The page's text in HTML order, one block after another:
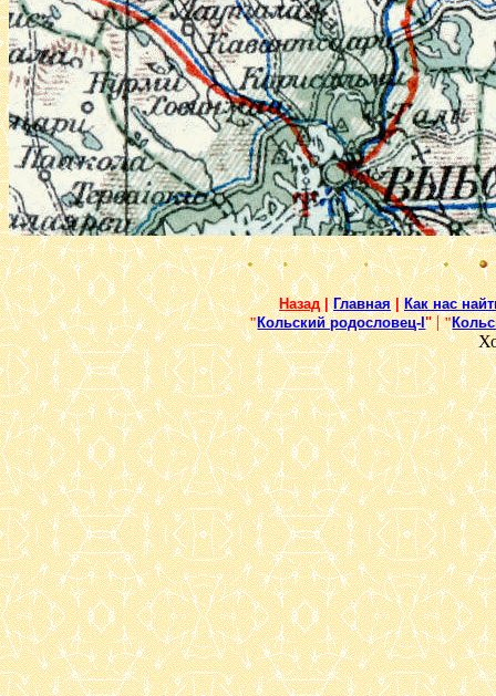
Назад |Главная|Как нас
"Кольский родословец-I"|"